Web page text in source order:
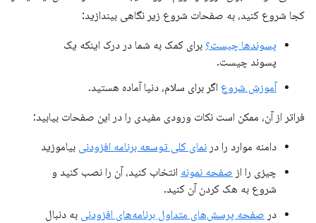
کجا شروع کنید، به صفحات شروع زیر نگاهی بیندازید:
پسوندها چیست؟ برای کمک به شما در درک اینکه یک
پسوند چیست.
آموزش شروع اگر برای سلام، دنیا آماده هستید.
فراتر از آن، ممکن است نکات ورودی مفیدی را در این صفحات بیابید:
دامنه موارد را در نمای کلی توسعه برنامه افزودنی بیاموزید
چیزی را از صفحه نمونه انتخاب کنید، آن را نصب کنید و
شروع به هک کردن آن کنید.
در صفحه پرسش‌های متداول برنامه‌های افزودنی به دنبال